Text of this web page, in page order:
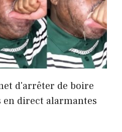
d'arrêter de boire
en direct alarmantes